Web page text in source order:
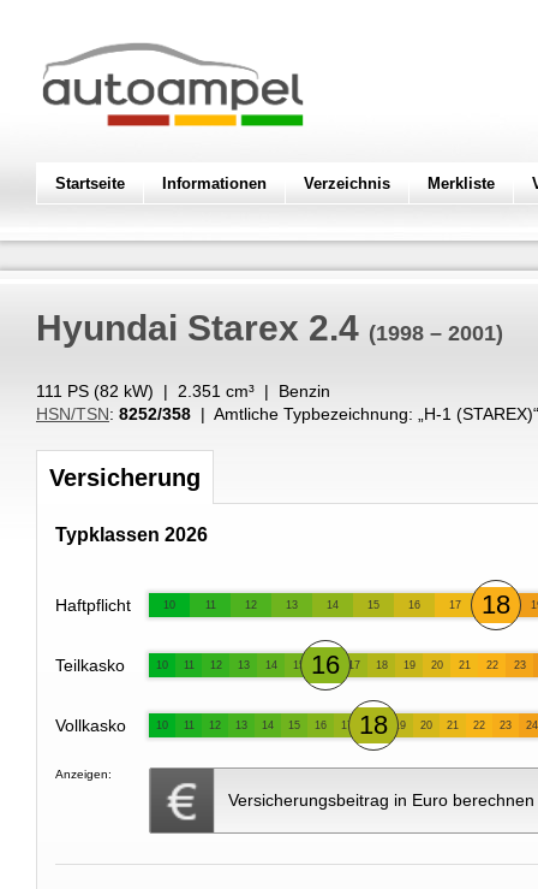
Startseite Informationen Verzeichnis Merkliste
Hyundai Starex 2.4 (1998 – 2001)
111 PS (82 kW) | 2.351 cm³ | Benzin
HSN/TSN: 8252/358 | Amtliche Typbezeichnung: „ H-1 (STAREX)“
Versicherung
Typklassen 2026
Haftpflicht 10 11 12 13 14 15 16 17 18
Teilkasko 10 11 12 13 14 15 16 17 18 19 20 21 22 23
Vollkasko 10 11 12 13 14 15 16 17 18 19 20 21 22 23 24
Anzeigen:
Versicherungsbeitrag in Euro berechnen